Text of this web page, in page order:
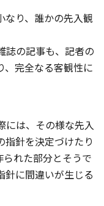
なり、誰かの先入観
誌の記事も、記者の
、完全なる客観性に
には、その様な先入
指針を決定づけたり
られた部分とそうで
針に間違いが生じる